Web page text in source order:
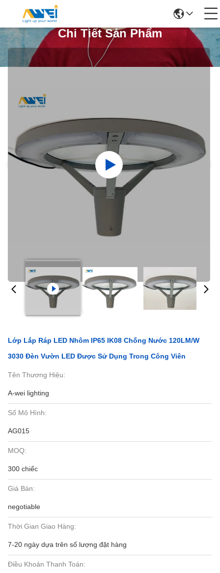
Chi Tiết Sản Phẩm
Lớp Lắp Ráp LED Nhôm IP65 IK08 Chống Nước 120LM/W
3030 Đèn Vườn LED Được Sử Dụng Trong Công Viên
Tên Thương Hiệu:
A-wei lighting
Số Mô Hình:
AG015
MOQ:
300 chiếc
Giá Bán:
negotiable
Thời Gian Giao Hàng:
7-20 ngày dựa trên số lượng đặt hàng
Điều Khoản Thanh Toán: